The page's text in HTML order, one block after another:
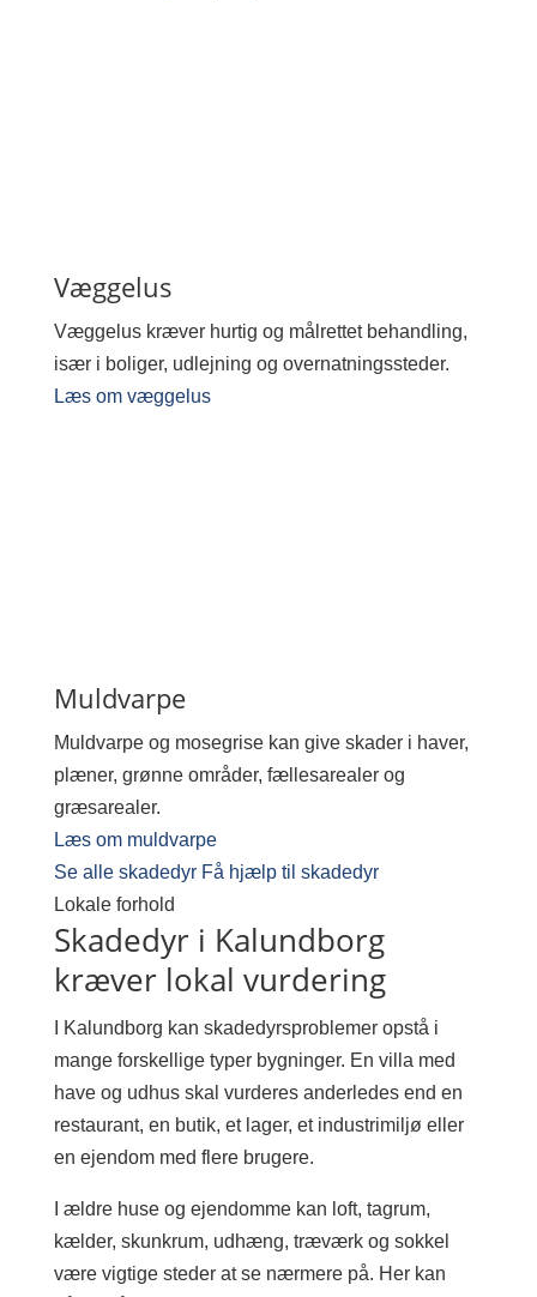
Væggelus
Væggelus kræver hurtig og målrettet behandling,
især i boliger, udlejning og overnatningssteder.
Læs om væggelus
Muldvarpe
Muldvarpe og mosegrise kan give skader i haver,
plæner, grønne områder, fællesarealer og
græsarealer.
Læs om muldvarpe
Se alle skadedyr Få hjælp til skadedyr
Lokale forhold
Skadedyr i Kalundborg
kræver lokal vurdering
I Kalundborg kan skadedyrsproblemer opstå i
mange forskellige typer bygninger. En villa med
have og udhus skal vurderes anderledes end en
restaurant, en butik, et lager, et industrimiljø eller
en ejendom med flere brugere.
I ældre huse og ejendomme kan loft, tagrum,
kælder, skunkrum, udhæng, træværk og sokkel
være vigtige steder at se nærmere på. Her kan